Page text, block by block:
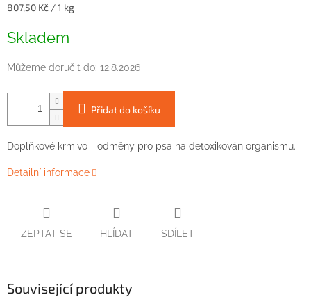
Měrná
807,50 Kč / 1 kg
Skladem
Můžeme doručit do: 12.8.2026
Přidat do košíku
Doplňkové krmivo - odměny pro psa na detoxikován organismu.
Detailní informace
ZEPTAT SE HLÍDAT SDÍLET
Související produkty